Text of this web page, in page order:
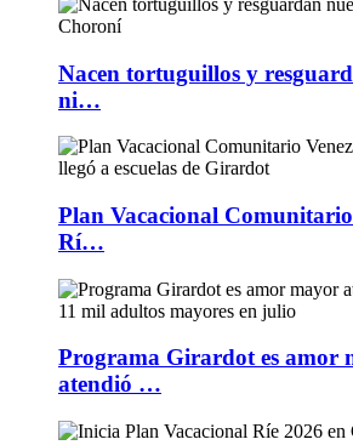
Nacen tortuguillos y
ni…
Plan Vacacional Comunitario
Rí…
Programa Girardot es amor
atendió …